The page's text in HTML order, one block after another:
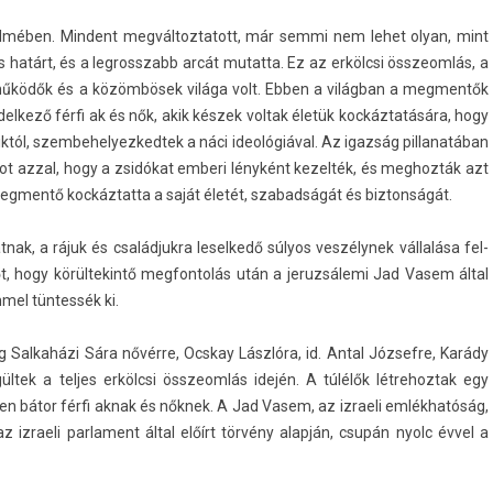
Min­dent meg­változ­tatott, már semmi nem lehet olyan, mint
és a leg­rosszabb arcát mutat­ta. Ez az erkölcsi összeom­lás, a
és a közömbösek világa volt. Ebben a világban a meg­mentők
férfi ak és nők, akik készek vol­tak életük kockáztatására, hogy
szem­behelyez­kedtek a náci ideológiával. Az igazság pil­lanatában
azzal, hogy a zsidókat em­beri lényként kezel­ték, és meg­hozták azt
koc­káztat­ta a saját életét, szabad­ságát és bi­zton­ságát.
a rájuk és család­jukra lesel­kedő súlyos veszélynek vállalása fel­
hogy körül­tekintő meg­fontolás után a jeruz­sálemi Jad Vasem által
tüntessék ki.
Sal­kaházi Sára nővérre, Oc­skay Lászlóra, id. Antal Józ­sefre, Karády
a tel­jes erkölcsi összeom­lás idején. A túlélők lét­rehoz­tak egy
bátor férfi aknak és nőknek. A Jad Vasem, az iz­raeli emlékhatóság,
iz­raeli par­la­ment által előírt törvény alapján, csupán nyolc évvel a